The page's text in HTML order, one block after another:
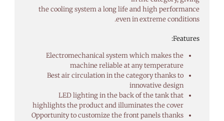
the cooling system a long life and high performance
even in extreme conditions.
Features:
Electromechanical system which makes the
machine reliable at any temperature
Best air circulation in the category thanks to
innovative design
LED lighting in the back of the tank that
highlights the product and illuminates the cover
Opportunity to customize the front panels thanks